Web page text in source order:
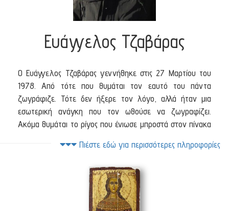
Ευάγγελος Τζαβάρας
Ο Ευάγγελος Τζαβάρας γεννήθηκε στις 27 Μαρτίου του
1978. Από τότε που θυμάται τον εαυτό του πάντα
ζωγράφιζε. Τότε δεν ήξερε τον λόγο, αλλά ήταν μια
εσωτερική ανάγκη που τον ωθούσε να ζωγραφίζει.
Ακόμα θυμάται το ρίγος που ένιωσε μπροστά στον πίνακα
Πινακοθήκη, μαθητής στην 1η Γυμνασίου. Τότε κατάλαβε
θα την άφηνε ποτέ στην ζωή του.
Στο Λύκειο η ανάγκη αυτή τον οδήγησε στο να αρχίσει
να μελετά βιβλία για τις εικαστικές τέχνες. Για ένα χρόνο
Πιέστε εδώ για περισσότερες πληροφορίες